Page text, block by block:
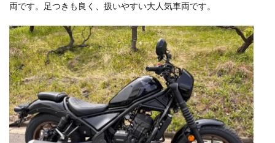
両です。足つきも良く、扱いやすい大人気車両です。